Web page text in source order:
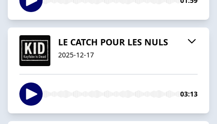
LE CATCH POUR LES NULS
2025-12-17
03:13